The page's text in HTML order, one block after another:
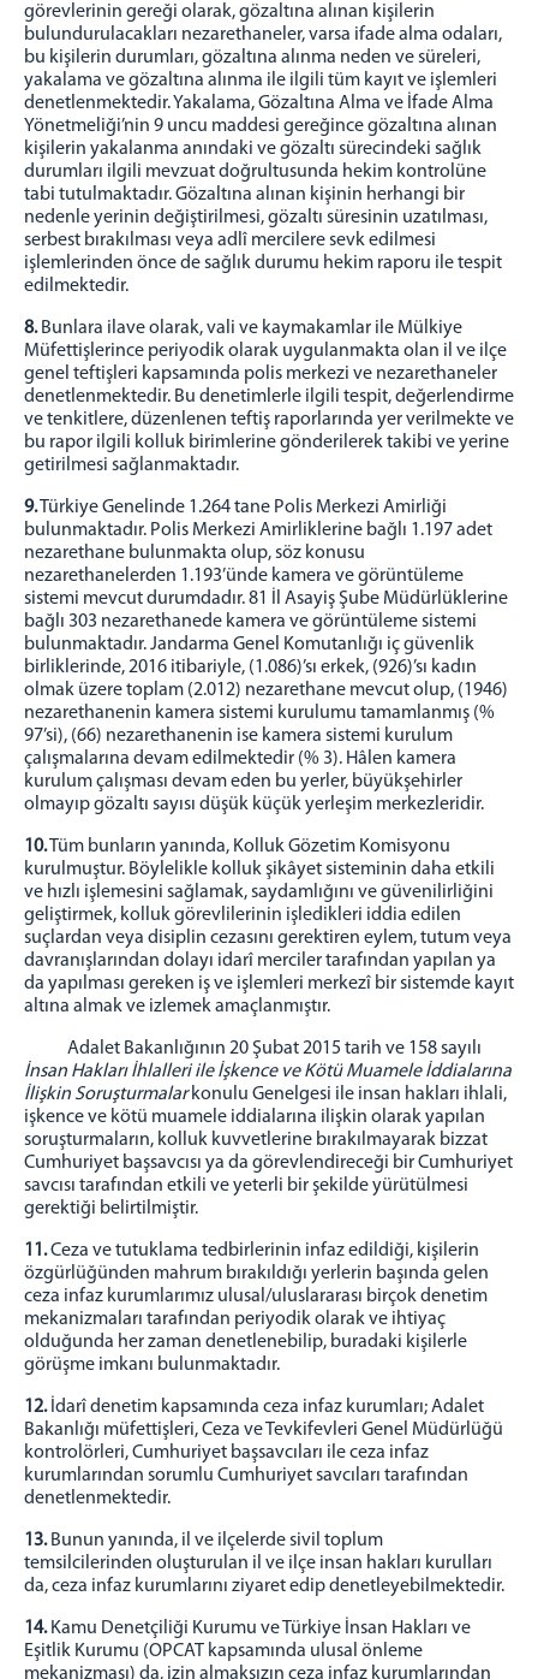
görevlerinin gereği olarak, gözaltına alınan kişilerin
bulundurulacakları nezarethaneler, varsa ifade alma odaları,
bu kişilerin durumları, gözaltına alınma neden ve süreleri,
yakalama ve gözaltına alınma ile ilgili tüm kayıt ve işlemleri
denetlenmektedir. Yakalama, Gözaltına Alma ve İfade Alma
Yönetmeliği’nin 9 uncu maddesi gereğince gözaltına alınan
kişilerin yakalanma anındaki ve gözaltı sürecindeki sağlık
durumları ilgili mevzuat doğrultusunda hekim kontrolüne
tabi tutulmaktadır. Gözaltına alınan kişinin herhangi bir
nedenle yerinin değiştirilmesi, gözaltı süresinin uzatılması,
serbest bırakılması veya adlî mercilere sevk edilmesi
işlemlerinden önce de sağlık durumu hekim raporu ile tespit
edilmektedir.
8.Bunlara ilave olarak, vali ve kaymakamlar ile Mülkiye
Müfettişlerince periyodik olarak uygulanmakta olan il ve ilçe
genel teftişleri kapsamında polis merkezi ve nezarethaneler
denetlenmektedir. Bu denetimlerle ilgili tespit, değerlendirme
ve tenkitlere, düzenlenen teftiş raporlarında yer verilmekte ve
bu rapor ilgili kolluk birimlerine gönderilerek takibi ve yerine
getirilmesi sağlanmaktadır.
9.Türkiye Genelinde 1.264 tane Polis Merkezi Amirliği
bulunmaktadır. Polis Merkezi Amirliklerine bağlı 1.197 adet
nezarethane bulunmakta olup, söz konusu
nezarethanelerden 1.193’ünde kamera ve görüntüleme
sistemi mevcut durumdadır. 81 İl Asayiş Şube Müdürlüklerine
bağlı 303 nezarethanede kamera ve görüntüleme sistemi
bulunmaktadır. Jandarma Genel Komutanlığı iç güvenlik
birliklerinde, 2016 itibariyle, (1.086)’sı erkek, (926)’sı kadın
olmak üzere toplam (2.012) nezarethane mevcut olup, (1946)
nezarethanenin kamera sistemi kurulumu tamamlanmış (%
97’si), (66) nezarethanenin ise kamera sistemi kurulum
çalışmalarına devam edilmektedir (% 3). Hâlen kamera
kurulum çalışması devam eden bu yerler, büyükşehirler
olmayıp gözaltı sayısı düşük küçük yerleşim merkezleridir.
10.Tüm bunların yanında, Kolluk Gözetim Komisyonu
kurulmuştur. Böylelikle kolluk şikâyet sisteminin daha etkili
ve hızlı işlemesini sağlamak, saydamlığını ve güvenilirliğini
geliştirmek, kolluk görevlilerinin işledikleri iddia edilen
suçlardan veya disiplin cezasını gerektiren eylem, tutum veya
davranışlarından dolayı idarî merciler tarafından yapılan ya
da yapılması gereken iş ve işlemleri merkezî bir sistemde kayıt
altına almak ve izlemek amaçlanmıştır.
Adalet Bakanlığının 20 Şubat 2015 tarih ve 158 sayılı
İnsan Hakları İhlalleri ile İşkence ve Kötü Muamele İddialarına
İlişkin Soruşturmalarkonulu Genelgesi ile insan hakları ihlali,
işkence ve kötü muamele iddialarına ilişkin olarak yapılan
soruşturmaların, kolluk kuvvetlerine bırakılmayarak bizzat
Cumhuriyet başsavcısı ya da görevlendireceği bir Cumhuriyet
savcısı tarafından etkili ve yeterli bir şekilde yürütülmesi
gerektiği belirtilmiştir.
11.Ceza ve tutuklama tedbirlerinin infaz edildiği, kişilerin
özgürlüğünden mahrum bırakıldığı yerlerin başında gelen
ceza infaz kurumlarımız ulusal/uluslararası birçok denetim
mekanizmaları tarafından periyodik olarak ve ihtiyaç
olduğunda her zaman denetlenebilip, buradaki kişilerle
görüşme imkanı bulunmaktadır.
12.İdarî denetim kapsamında ceza infaz kurumları; Adalet
Bakanlığı müfettişleri, Ceza ve Tevkifevleri Genel Müdürlüğü
kontrolörleri, Cumhuriyet başsavcıları ile ceza infaz
kurumlarından sorumlu Cumhuriyet savcıları tarafından
denetlenmektedir.
13.Bunun yanında, il ve ilçelerde sivil toplum
temsilcilerinden oluşturulan il ve ilçe insan hakları kurulları
da, ceza infaz kurumlarını ziyaret edip denetleyebilmektedir.
14.Kamu Denetçiliği Kurumu ve Türkiye İnsan Hakları ve
Eşitlik Kurumu (OPCAT kapsamında ulusal önleme
mekanizması) da, izin almaksızın ceza infaz kurumlarından